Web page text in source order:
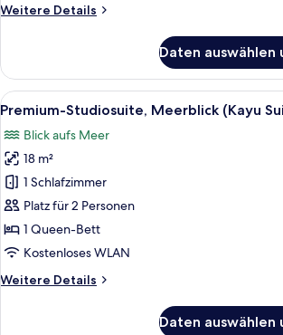
View)
Weitere Details
Weitere
Bungalow,
Meerblick
(Deluxe
with
Sea
View)
Daten auswählen
Alle
Fotos
für
Premium-
Studiosuite,
Meerblick
(Kayu
Suite)
Premium-
1
Premium-Studiosuite, Meerblick (Kayu
Blick aufs Meer
18 m²
1 Schlafzimmer
Platz für 2 Personen
1 Queen-Bett
Kostenloses WLAN
Weitere Details
Weitere
Daten auswählen